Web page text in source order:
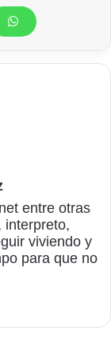
entre otras
interpreto,
viviendo y
para que no